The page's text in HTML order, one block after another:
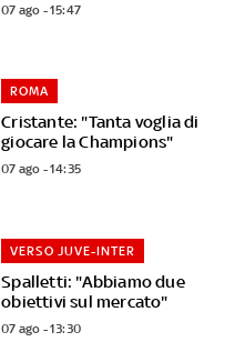
07 ago - 15:47
Cristante: "Tanta voglia di
giocare la Champions"
ROMA
07 ago - 14:35
Spalletti: "Abbiamo due
obiettivi sul mercato"
VERSO JUVE-INTER
07 ago - 13:30